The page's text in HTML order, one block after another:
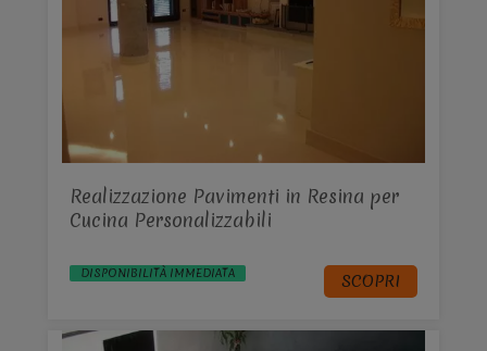
Realizzazione Pavimenti in Resina per
Cucina Personalizzabili
DISPONIBILITÀ IMMEDIATA SCOPRI